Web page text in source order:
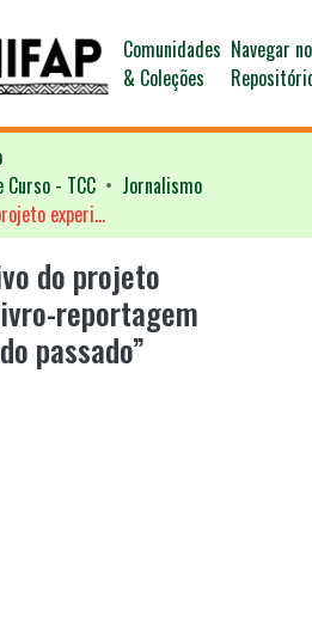
Comunidades
& Coleções
Navegar no
Curso - TCC
Jornalismo
Memorial descritivo do projeto experimental do livro-reportagem "Araguari, um rio do passado”
do projeto
reportagem
passado”